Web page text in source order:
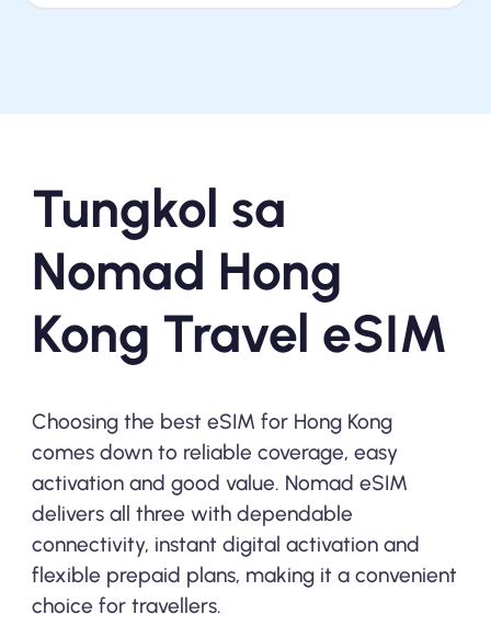
Tungkol sa
Nomad Hong
Kong Travel eSIM
Choosing the best eSIM for Hong Kong
comes down to reliable coverage, easy
activation and good value. Nomad eSIM
delivers all three with dependable
connectivity, instant digital activation and
flexible prepaid plans, making it a convenient
choice for travellers.